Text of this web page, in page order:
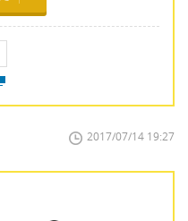
2017/07/14 19:27